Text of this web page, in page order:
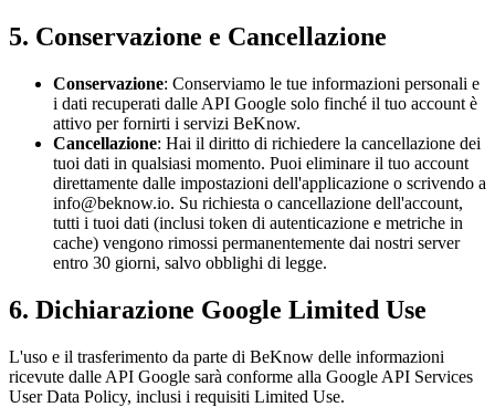
5. Conservazione e Cancellazione
Conservazione: Conserviamo le tue informazioni personali e
i dati recuperati dalle API Google solo finché il tuo account è
attivo per fornirti i servizi BeKnow.
Cancellazione: Hai il diritto di richiedere la cancellazione dei
tuoi dati in qualsiasi momento. Puoi eliminare il tuo account
direttamente dalle impostazioni dell'applicazione o scrivendo a
info@beknow.io. Su richiesta o cancellazione dell'account,
tutti i tuoi dati (inclusi token di autenticazione e metriche in
cache) vengono rimossi permanentemente dai nostri server
entro 30 giorni, salvo obblighi di legge.
6. Dichiarazione Google Limited Use
L'uso e il trasferimento da parte di BeKnow delle informazioni
ricevute dalle API Google sarà conforme alla Google API Services
User Data Policy, inclusi i requisiti Limited Use.